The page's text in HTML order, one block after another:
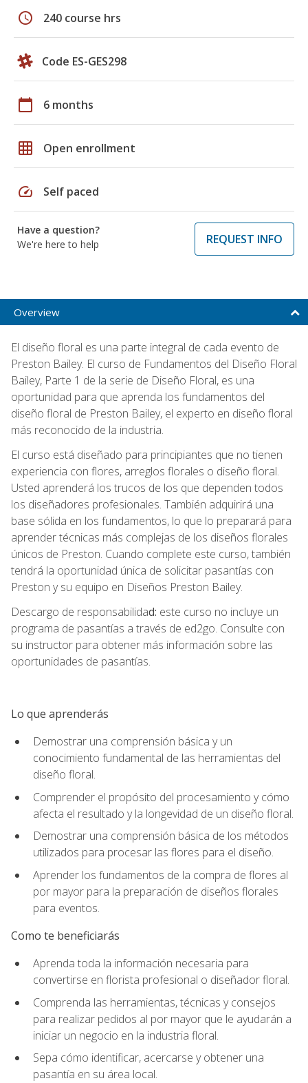
schedule 240 course hrs
Code ES-GES298
calendar_today 6 months
grid_on Open enrollment
speed Self paced
Have a question?
We're here to help
REQUEST INFO
Overview
El diseño floral es una parte integral de cada evento de
Preston Bailey. El curso de Fundamentos del Diseño Floral
Bailey, Parte 1 de la serie de Diseño Floral, es una
oportunidad para que aprenda los fundamentos del
diseño floral de Preston Bailey, el experto en diseño floral
más reconocido de la industria.
El curso está diseñado para principiantes que no tienen
experiencia con flores, arreglos florales o diseño floral.
Usted aprenderá los trucos de los que dependen todos
los diseñadores profesionales. También adquirirá una
base sólida en los fundamentos, lo que lo preparará para
aprender técnicas más complejas de los diseños florales
únicos de Preston. Cuando complete este curso, también
tendrá la oportunidad única de solicitar pasantías con
Preston y su equipo en Diseños Preston Bailey.
Descargo de responsabilidad: este curso no incluye un
programa de pasantías a través de ed2go. Consulte con
su instructor para obtener más información sobre las
oportunidades de pasantías.
Lo que aprenderás
Demostrar una comprensión básica y un
conocimiento fundamental de las herramientas del
diseño floral.
Comprender el propósito del procesamiento y cómo
afecta el resultado y la longevidad de un diseño floral.
Demostrar una comprensión básica de los métodos
utilizados para procesar las flores para el diseño.
Aprender los fundamentos de la compra de flores al
por mayor para la preparación de diseños florales
para eventos.
Como te beneficiarás
Aprenda toda la información necesaria para
convertirse en florista profesional o diseñador floral.
Comprenda las herramientas, técnicas y consejos
para realizar pedidos al por mayor que le ayudarán a
iniciar un negocio en la industria floral.
Sepa cómo identificar, acercarse y obtener una
pasantía en su área local.